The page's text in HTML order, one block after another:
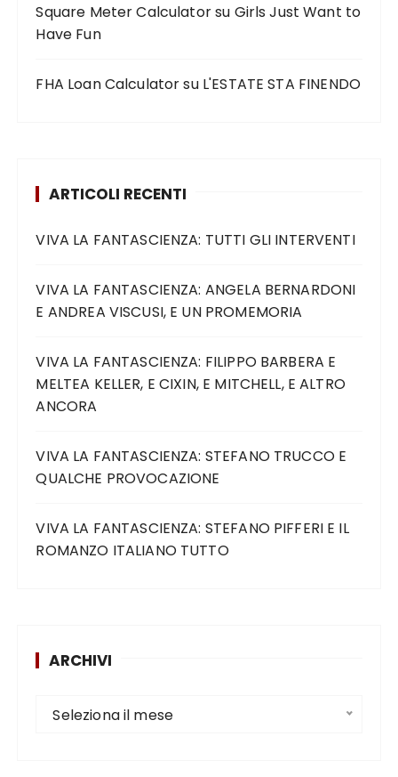
Square Meter Calculatorsu Girls Just Want to
Have Fun
FHA Loan Calculatorsu L'ESTATE STA FINENDO
ARTICOLI RECENTI
VIVA LA FANTASCIENZA: TUTTI GLI INTERVENTI
VIVA LA FANTASCIENZA: ANGELA BERNARDONI
E ANDREA VISCUSI, E UN PROMEMORIA
VIVA LA FANTASCIENZA: FILIPPO BARBERA E
MELTEA KELLER, E CIXIN, E MITCHELL, E ALTRO
ANCORA
VIVA LA FANTASCIENZA: STEFANO TRUCCO E
QUALCHE PROVOCAZIONE
VIVA LA FANTASCIENZA: STEFANO PIFFERI E IL
ROMANZO ITALIANO TUTTO
ARCHIVI
Seleziona il mese